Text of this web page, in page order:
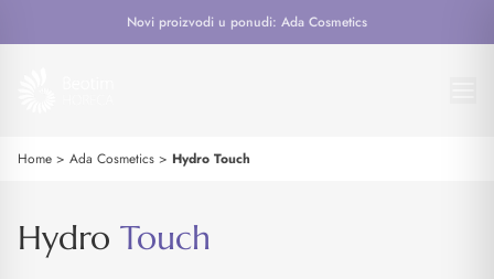
Novi proizvodi u ponudi: Ada Cosmetics
Home > Ada Cosmetics > Hydro Touch
Hydro Touch